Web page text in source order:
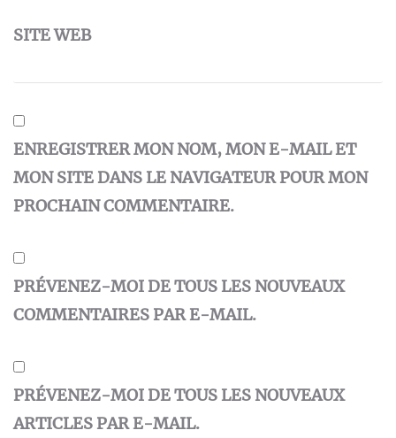
SITE WEB
ENREGISTRER MON NOM, MON E-MAIL ET
MON SITE DANS LE NAVIGATEUR POUR MON
PROCHAIN COMMENTAIRE.
PRÉVENEZ-MOI DE TOUS LES NOUVEAUX
COMMENTAIRES PAR E-MAIL.
PRÉVENEZ-MOI DE TOUS LES NOUVEAUX
ARTICLES PAR E-MAIL.